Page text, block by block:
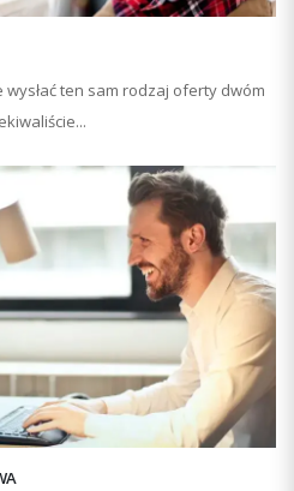
ten sam rodzaj oferty dwóm